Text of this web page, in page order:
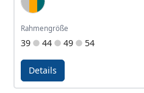
Light Blue Silver, Orange,
Rahmengröße
39 44 49 54
Details